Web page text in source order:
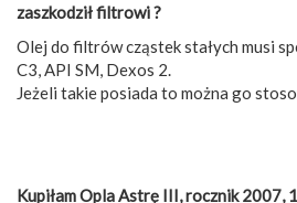
zaszkodził filtrowi ?
Olej do filtrów cząstek stałych musi
C3, API SM, Dexos 2.
Jeżeli takie posiada to można go
Kupiłam Opla Astrę III, rocznik 2007,